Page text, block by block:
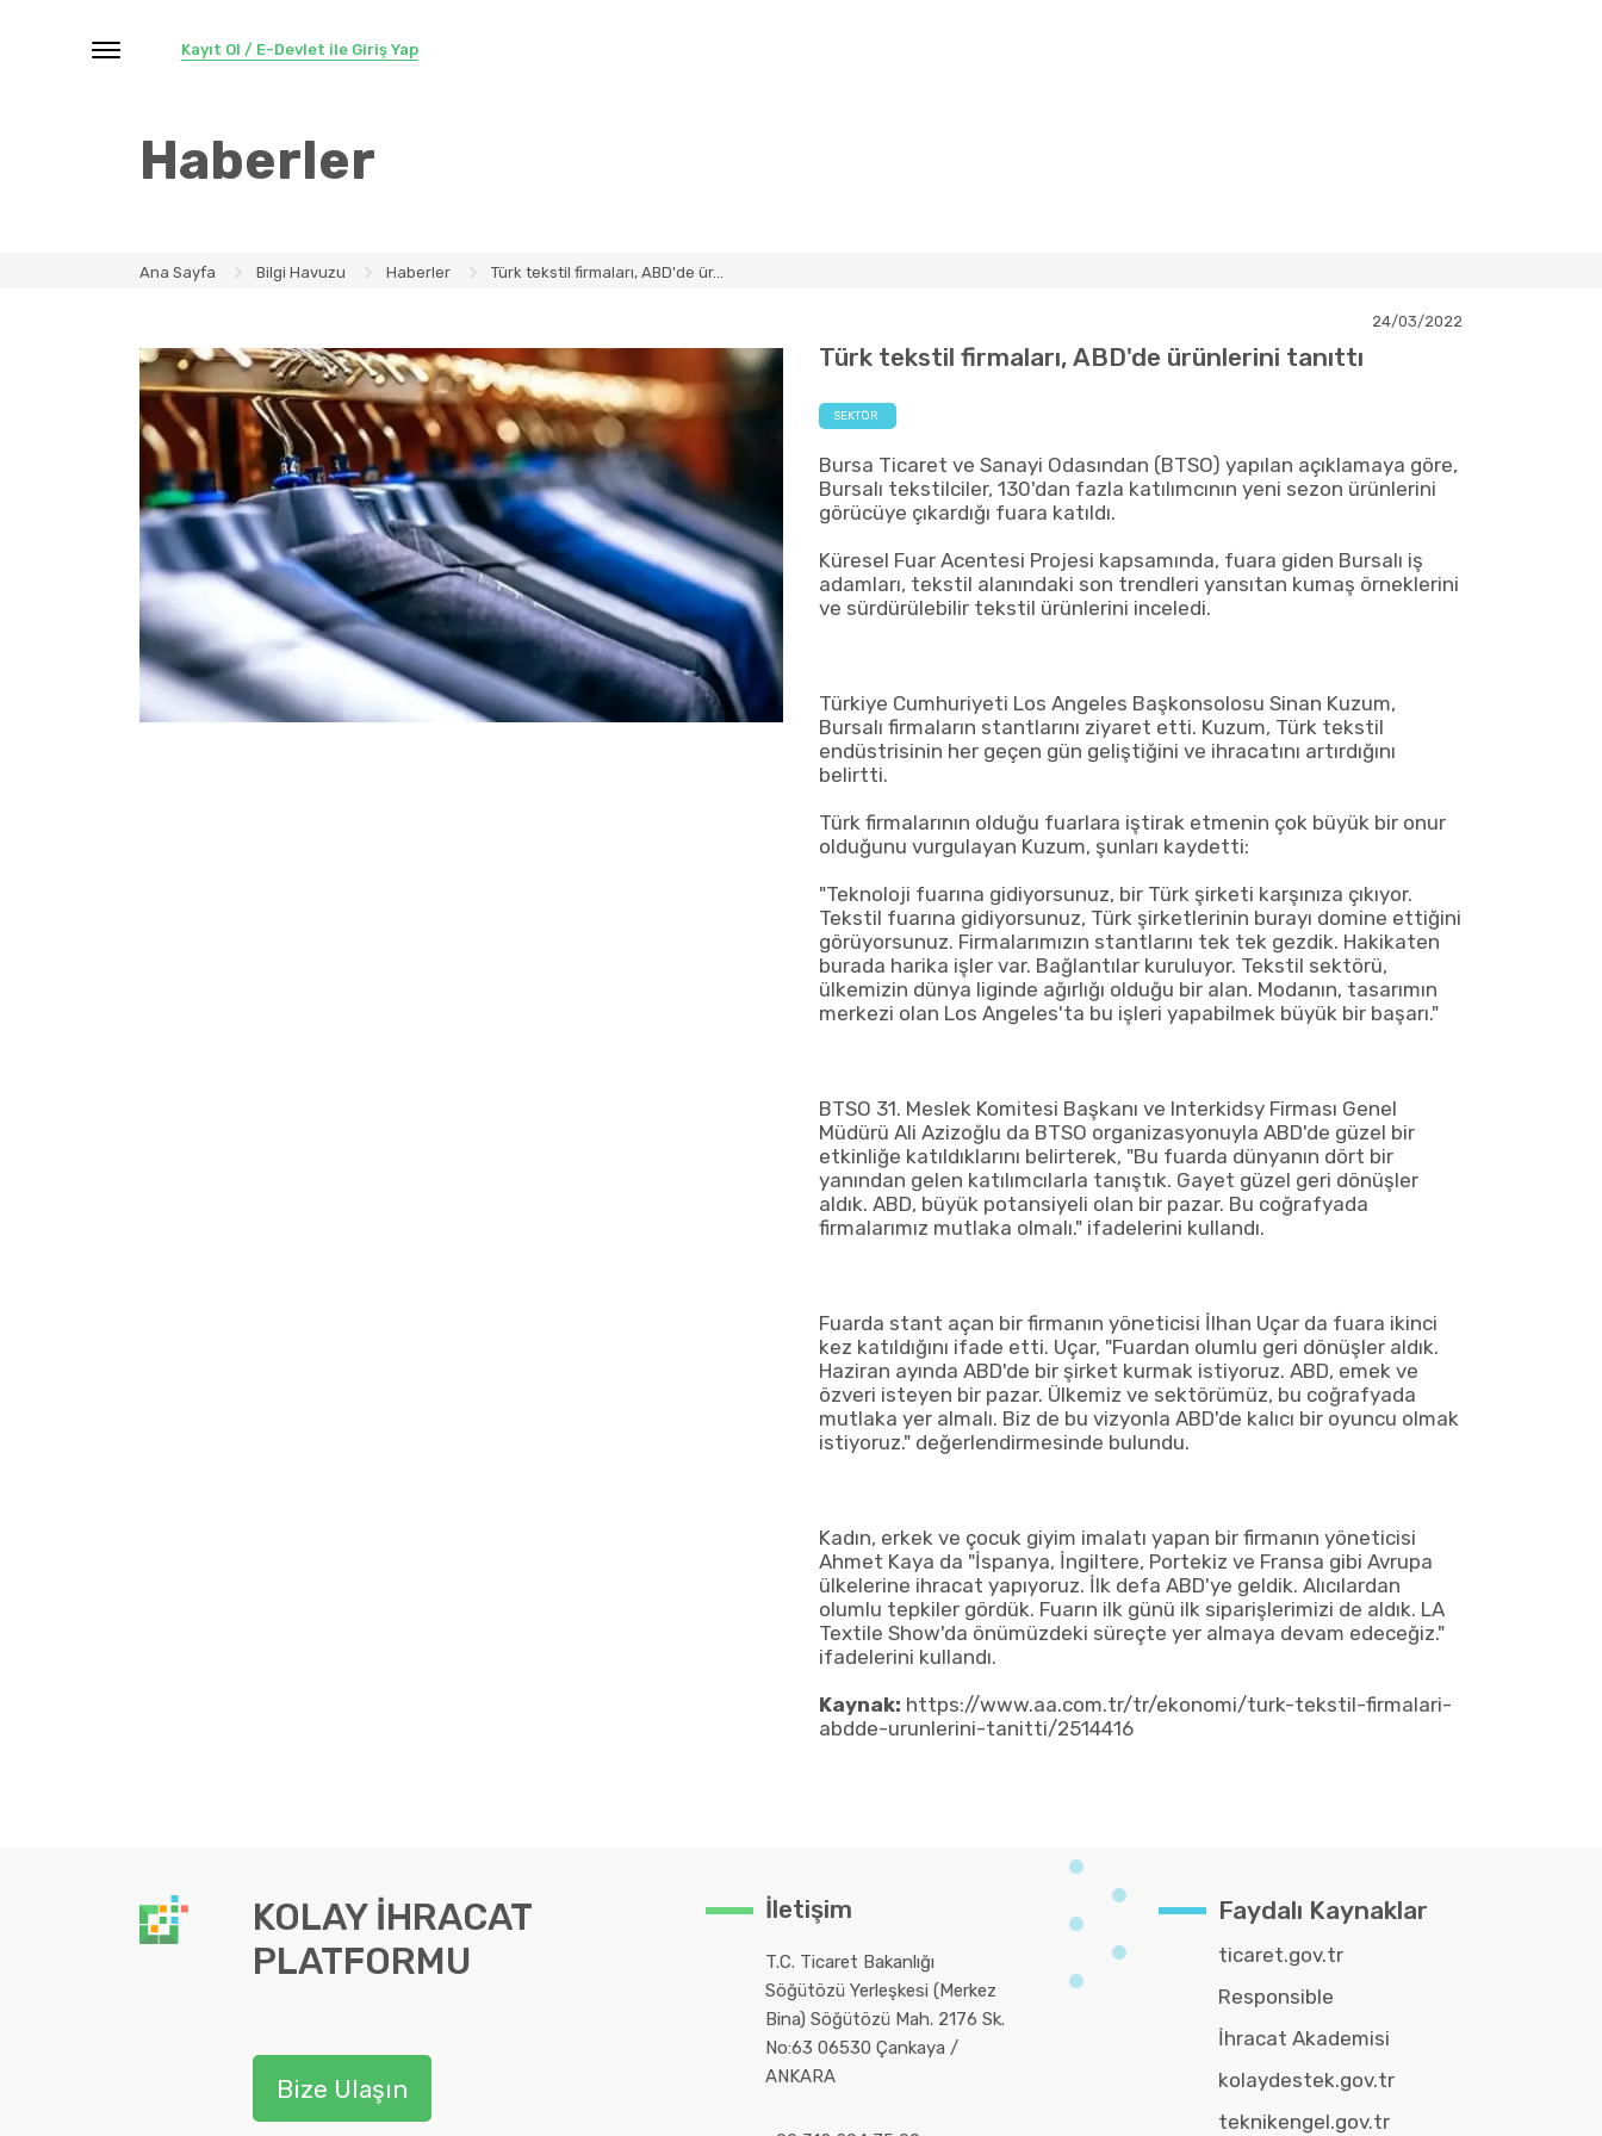
Kayıt Ol / E-Devlet ile Giriş Yap
Haberler
Ana Sayfa Bilgi Havuzu Haberler Türk tekstil firmaları, ABD'de ür...
24/03/2022
Türk tekstil firmaları, ABD'de ürünlerini tanıttı
SEKTÖR
Bursa Ticaret ve Sanayi Odasından (BTSO) yapılan açıklamaya göre,
Bursalı tekstilciler, 130'dan fazla katılımcının yeni sezon ürünlerini
görücüye çıkardığı fuara katıldı.
Küresel Fuar Acentesi Projesi kapsamında, fuara giden Bursalı iş
adamları, tekstil alanındaki son trendleri yansıtan kumaş örneklerini
ve sürdürülebilir tekstil ürünlerini inceledi.
Türkiye Cumhuriyeti Los Angeles Başkonsolosu Sinan Kuzum,
Bursalı firmaların stantlarını ziyaret etti. Kuzum, Türk tekstil
endüstrisinin her geçen gün geliştiğini ve ihracatını artırdığını
belirtti.
Türk firmalarının olduğu fuarlara iştirak etmenin çok büyük bir onur
olduğunu vurgulayan Kuzum, şunları kaydetti:
"Teknoloji fuarına gidiyorsunuz, bir Türk şirketi karşınıza çıkıyor.
Tekstil fuarına gidiyorsunuz, Türk şirketlerinin burayı domine ettiğini
görüyorsunuz. Firmalarımızın stantlarını tek tek gezdik. Hakikaten
burada harika işler var. Bağlantılar kuruluyor. Tekstil sektörü,
ülkemizin dünya liginde ağırlığı olduğu bir alan. Modanın, tasarımın
merkezi olan Los Angeles'ta bu işleri yapabilmek büyük bir başarı."
BTSO 31. Meslek Komitesi Başkanı ve Interkidsy Firması Genel
Müdürü Ali Azizoğlu da BTSO organizasyonuyla ABD'de güzel bir
etkinliğe katıldıklarını belirterek, "Bu fuarda dünyanın dört bir
yanından gelen katılımcılarla tanıştık. Gayet güzel geri dönüşler
aldık. ABD, büyük potansiyeli olan bir pazar. Bu coğrafyada
firmalarımız mutlaka olmalı." ifadelerini kullandı.
Fuarda stant açan bir firmanın yöneticisi İlhan Uçar da fuara ikinci
kez katıldığını ifade etti. Uçar, "Fuardan olumlu geri dönüşler aldık.
Haziran ayında ABD'de bir şirket kurmak istiyoruz. ABD, emek ve
özveri isteyen bir pazar. Ülkemiz ve sektörümüz, bu coğrafyada
mutlaka yer almalı. Biz de bu vizyonla ABD'de kalıcı bir oyuncu olmak
istiyoruz." değerlendirmesinde bulundu.
Kadın, erkek ve çocuk giyim imalatı yapan bir firmanın yöneticisi
Ahmet Kaya da "İspanya, İngiltere, Portekiz ve Fransa gibi Avrupa
ülkelerine ihracat yapıyoruz. İlk defa ABD'ye geldik. Alıcılardan
olumlu tepkiler gördük. Fuarın ilk günü ilk siparişlerimizi de aldık. LA
Textile Show'da önümüzdeki süreçte yer almaya devam edeceğiz."
ifadelerini kullandı.
Kaynak: https://www.aa.com.tr/tr/ekonomi/turk-tekstil-firmalari-
abdde-urunlerini-tanitti/2514416
KOLAY İHRACAT
PLATFORMU
Bize Ulaşın
İletişim
T.C. Ticaret Bakanlığı
Söğütözü Yerleşkesi (Merkez
Bina) Söğütözü Mah. 2176 Sk.
No:63 06530 Çankaya /
ANKARA
Faydalı Kaynaklar
ticaret.gov.tr
Responsible
İhracat Akademisi
kolaydestek.gov.tr
teknikengel.gov.tr